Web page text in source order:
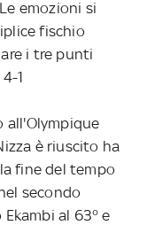
emozioni si
fischio
i tre punti
1
all'Olympique
è riuscito ha
fine del tempo
secondo
al 63° e